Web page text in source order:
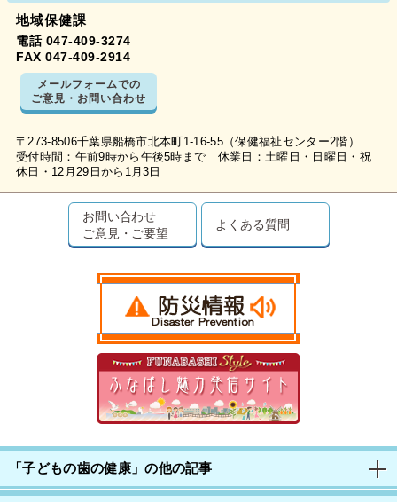
地域保健課
電話 047-409-3274
FAX 047-409-2914
メールフォームでの
ご意見・お問い合わせ
〒273-8506千葉県船橋市北本町1-16-55（保健福祉センター2階）
受付時間：午前9時から午後5時まで 休業日：土曜日・日曜日・祝
休日・12月29日から1月3日
お問い合わせ
ご意見・ご要望
よくある質問
「子どもの歯の健康」の他の記事